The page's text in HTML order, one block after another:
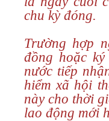
chu kỳ đóng.
Trường hợp
đồng hoặc
nước tiếp
hiểm xã hội
này cho thời
lao động mới